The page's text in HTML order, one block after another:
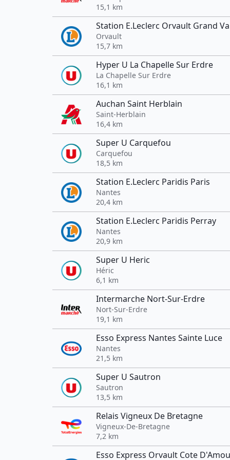
15,1 km
Station E.Leclerc Orvault Grand
Orvault
15,7 km
Hyper U La Chapelle Sur Erdre
La Chapelle Sur Erdre
16,1 km
Auchan Saint Herblain
Saint-Herblain
16,4 km
Super U Carquefou
Carquefou
18,5 km
Station E.Leclerc Paridis Paris
Nantes
20,4 km
Station E.Leclerc Paridis Perray
Nantes
20,9 km
Super U Heric
Héric
6,1 km
Intermarche Nort-Sur-Erdre
Nort-Sur-Erdre
19,1 km
Esso Express Nantes Sainte Luce
Nantes
21,5 km
Super U Sautron
Sautron
13,5 km
Relais Vigneux De Bretagne
Vigneux-De-Bretagne
7,2 km
Esso Express Orvault Cote